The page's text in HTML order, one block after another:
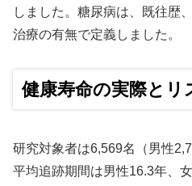
しました。糖尿病は、既往歴
治療の有無で定義しました。
健康寿命の実際とリ
研究対象者は6,569名（男性
平均追跡期間は男性16.3年、